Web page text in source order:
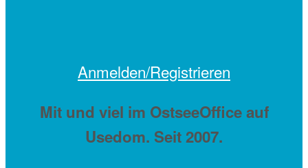
Anmelden/Registrieren
Mit und viel im OstseeOffice auf
Usedom. Seit 2007.